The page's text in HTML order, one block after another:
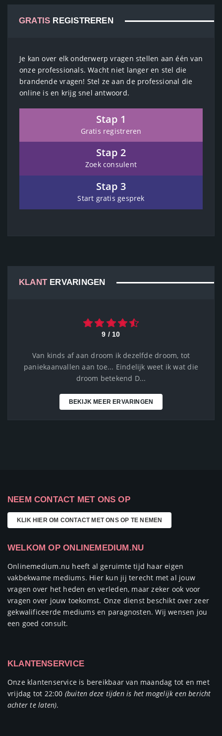
GRATIS REGISTREREN
Je kan over elk onderwerp vragen stellen aan één van
onze professionals. Wacht niet langer en stel die
brandende vragen! Stel ze aan de professional die
online is en krijg snel antwoord.
Stap 1
Gratis registreren
Stap 2
Zoek consulent
Stap 3
Start gratis gesprek
KLANTERVARINGEN
9 / 10
Van kinds af aan droom ik dezelfde droom, tot
paniekaanvallen aan toe... Eindelijk weet ik wat die
droom betekend D...
BEKIJK MEER ERVARINGEN
NEEM CONTACT MET ONS OP
KLIK HIER OM CONTACT MET ONS OP TE NEMEN
WELKOM OP ONLINEMEDIUM.NU
Onlinemedium.nu heeft al geruimte tijd haar eigen
vakbekwame mediums. Hier kun jij terecht met al jouw
vragen over het heden en verleden, maar zeker ook voor
vragen over jouw toekomst. Onze dienst beschikt over zeer
gekwalificeerde mediums en paragnosten. Wij wensen jou
een goed consult.
KLANTENSERVICE
Onze klantenservice is bereikbaar van maandag tot en met
vrijdag tot 22:00 (buiten deze tijden is het mogelijk een bericht
achter te laten).